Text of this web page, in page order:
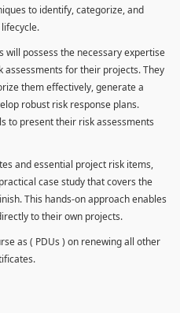
to identify, categorize, and
will possess the necessary expertise
for their projects. They
them effectively, generate a
robust risk response plans.
to present their risk assessments
and essential project risk items,
case study that covers the
This hands-on approach enables
to their own projects.
as ( PDUs ) on renewing all other